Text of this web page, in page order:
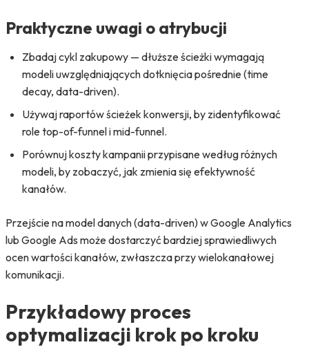
Praktyczne uwagi o atrybucji
Zbadaj cykl zakupowy — dłuższe ścieżki wymagają
modeli uwzględniających dotknięcia pośrednie (time
decay, data-driven).
Używaj raportów ścieżek konwersji, by zidentyfikować
role top-of-funnel i mid-funnel.
Porównuj koszty kampanii przypisane według różnych
modeli, by zobaczyć, jak zmienia się efektywność
kanałów.
Przejście na model danych (data-driven) w Google Analytics
lub Google Ads może dostarczyć bardziej sprawiedliwych
ocen wartości kanałów, zwłaszcza przy wielokanałowej
komunikacji.
Przykładowy proces
optymalizacji krok po kroku